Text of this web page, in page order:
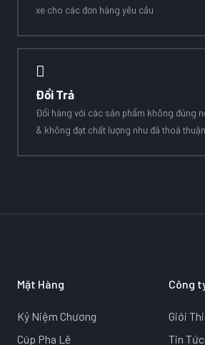
xe cho các đơn hàng yêu cầu
Đổi Trả
Đổi hàng với các sản phẩm không đúng
& không đạt chất lượng như đã thoả thuận
Mặt Hàng
Kỷ Niệm Chương
Cúp Pha Lê
Công
Giới
Tin Tức